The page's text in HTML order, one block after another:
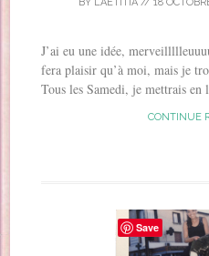
J’ai eu une idée,
fera plaisir qu’à moi, mais je
Tous les Samedi, je mettrais
CONTINUE
Save